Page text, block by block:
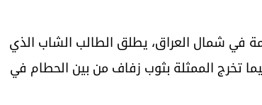
القديمة في شمال العراق، يطلق الطالب الشاب الذي
تخرج الممثلة بثوب زفاف من بين الحطام في